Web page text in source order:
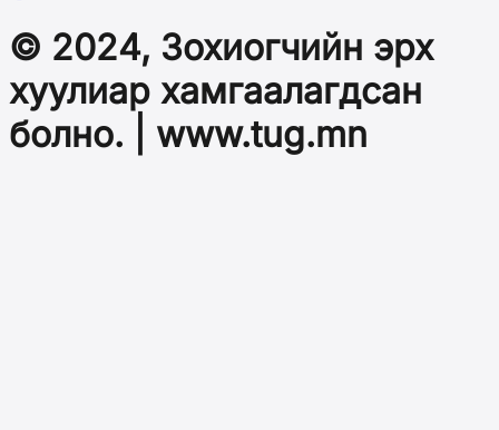
© 2024, Зохиогчийн эрх
хуулиар хамгаалагдсан
болно. | www.tug.mn